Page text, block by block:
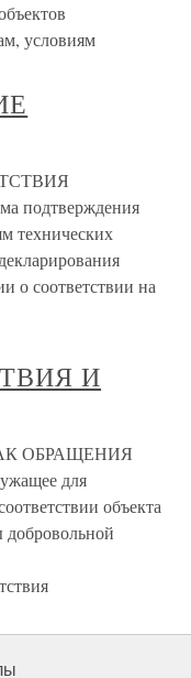
условиям
подтверждения
технических
о соответствии на
И
ОБРАЩЕНИЯ
для
объекта